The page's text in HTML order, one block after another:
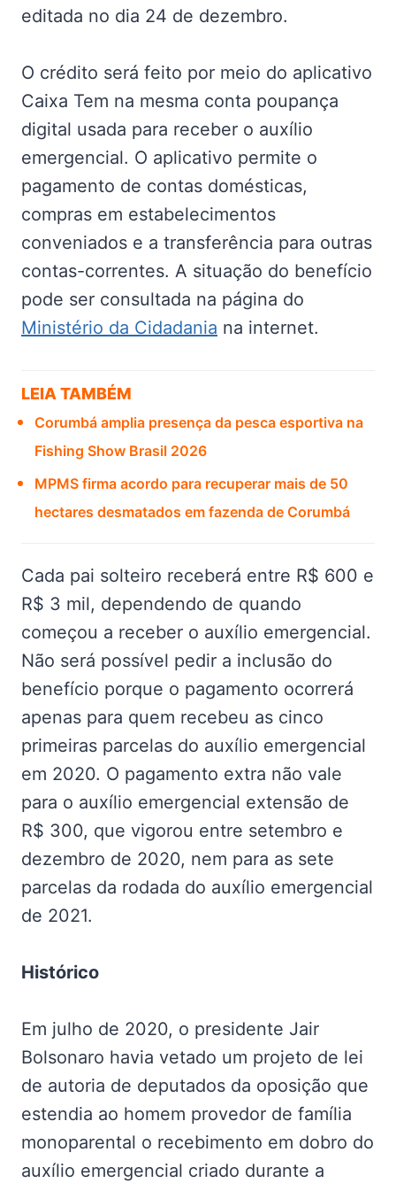
editada no dia 24 de dezembro.
O crédito será feito por meio do aplicativo
Caixa Tem na mesma conta poupança
digital usada para receber o auxílio
emergencial. O aplicativo permite o
pagamento de contas domésticas,
compras em estabelecimentos
conveniados e a transferência para outras
contas-correntes. A situação do benefício
pode ser consultada na página do
Ministério da Cidadania na internet.
LEIA TAMBÉM
Corumbá amplia presença da pesca esportiva na
Fishing Show Brasil 2026
MPMS firma acordo para recuperar mais de 50
hectares desmatados em fazenda de Corumbá
Cada pai solteiro receberá entre R$ 600 e
R$ 3 mil, dependendo de quando
começou a receber o auxílio emergencial.
Não será possível pedir a inclusão do
benefício porque o pagamento ocorrerá
apenas para quem recebeu as cinco
primeiras parcelas do auxílio emergencial
em 2020. O pagamento extra não vale
para o auxílio emergencial extensão de
R$ 300, que vigorou entre setembro e
dezembro de 2020, nem para as sete
parcelas da rodada do auxílio emergencial
de 2021.
Histórico
Em julho de 2020, o presidente Jair
Bolsonaro havia vetado um projeto de lei
de autoria de deputados da oposição que
estendia ao homem provedor de família
monoparental o recebimento em dobro do
auxílio emergencial criado durante a